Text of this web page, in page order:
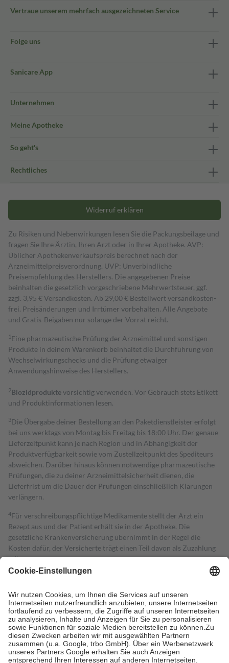
Vertraue unserem mehrfach ausgezeichneten Service
Folge uns
Sanicare App
Unternehmen
Meine Apotheke
So geht's
Rechtliches
Widerruf erklären
Zu Risiken und Nebenwirkungen lesen Sie die Packungsbeilage und
fragen Sie Ihre Ärztin, Ihren Arzt oder in Ihrer Apotheke. AVP:
Üblicher Apothekenverkaufspreis berechnet nach der
Arzneimittelpreisverordnung. UVP: Unverbindliche
Preisempfehlung des Herstellers. Die angegebenen Preise
beinhalten die gesetzlich vorgeschriebene Mehrwertsteuer, ggf.
zzgl. 3,95 € Versandkosten. Ab 29,00 € Bestell­wert versand­kosten­
frei. Preisänderungen und Irrtümer vorbehalten. Alle Angebote
und Gratis-Beigaben nur solange der Vorrat reicht.
1 Eine pharmazeutische Prüfung der Arzneimittel und sonstigen
Produkte in deinem Warenkorb beinhaltet die Durchführung von
Wechselwirkungschecks und die Prüfung etwaiger
Anwendungshinweise des Herstellers.
2Biozidproduktevorsichtig verwenden. Vor Gebrauch stets Etikett
und Produktinformationen lesen.
3Die Übergabe deiner Bestellung an den Paketdienstleister erfolgt
bei uns werktags von Montag bis Freitag bis 18:00 Uhr. Der genaue
Lieferzeitpunkt kann je nach Region und in Abhängigkeit der
Produktverfügbarkeit sowie vom Zustellzeitpunkt des Spediteurs
abweichen. Darüber hinaus können notwendige pharmazeutische
Prüfungen, die zu deiner Arzneimittelsicherheit dienen, die
Lieferfrist um die Dauer der Prüfungen einschließlich Klärungen
verlängern.
4Für verschreibungspflichtige Medikamente stellt der Arzt ein
Rezept aus und der Patient erhält sie in der Apotheke. Die
gesetzliche Krankenversicherung übernimmt in der Regel die
Kosten dafür, der Versicherte trägt einen Teil davon als Zuzahlung
mit.
Grundsätzlich leisten Mitglieder Zuzahlungen in Höhe von zehn
höchstens zehn Euro.
Es sind jedoch nie mehr als die tatsächlichen
Kosten der Leistung zu entrichten.
Diese Regeln gelten grundsätzlich auch für Online-Apotheken.
Bei Heilmitteln und häuslicher Krankenpflege beträgt die
Zuzahlung zehn Prozent der Kosten sowie zehn Euro je
Verordnung.
Um das Engagement der Versicherten für ihre eigene Gesundheit zu